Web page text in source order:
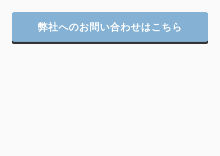
弊社へのお問い合わせはこちら